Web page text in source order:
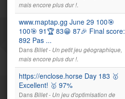
mais encore plus dur !.
www.maptap.gg June 29 100🎯
100🎯 91🏆 83😁 87🎉 Final score:
892 Pas ...
DansBillet - Un petit jeu géographique,
mais encore plus dur !.
https://enclose.horse Day 183 🥇
Excellent! 🥇 97%
DansBillet - Un jeu d'optimisation de